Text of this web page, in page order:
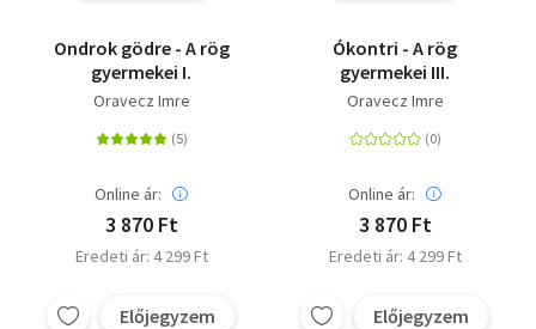
Ondrok gödre - A rög
gyermekei I.
Oravecz Imre
Online ár:
3 870 Ft
Eredeti ár: 4 299 Ft
Előjegyzem
Ókontri - A rög
gyermekei III.
Oravecz Imre
Online ár:
3 870 Ft
Eredeti ár: 4 299 Ft
Előjegyzem